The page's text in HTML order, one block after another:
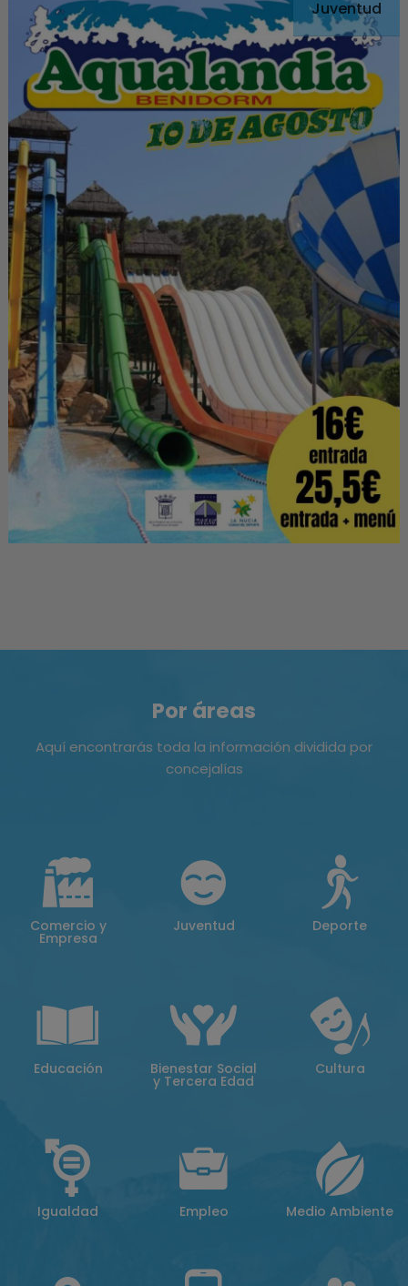
Juventud
Por áreas
Aquí encontrarás toda la información dividida por
concejalías
Comercio y
Empresa
Juventud Deporte
Educación Bienestar Social
y Tercera Edad
Cultura
Igualdad Empleo Medio Ambiente